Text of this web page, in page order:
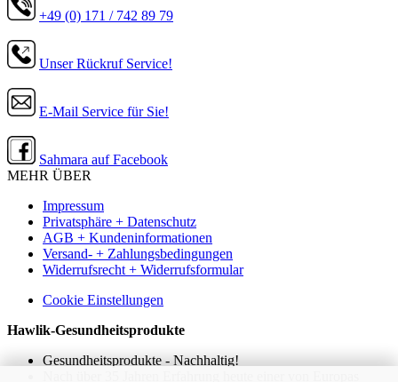
+49 (0) 171 / 742 89 79
Unser Rückruf Service!
E-Mail Service für Sie!
Sahmara auf Facebook
MEHR ÜBER
Impressum
Privatsphäre + Datenschutz
AGB + Kundeninformationen
Versand- + Zahlungsbedingungen
Widerrufsrecht + Widerrufsformular
Cookie Einstellungen
Hawlik-Gesundheitsprodukte
Gesundheitsprodukte - Nachhaltig!